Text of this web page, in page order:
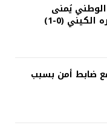
يُمنى
(0-1)
ضابط أمن بسبب